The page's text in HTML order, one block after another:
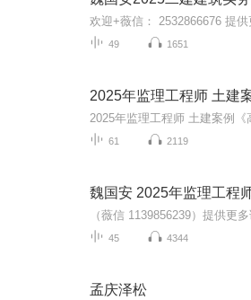
49 1651
61 2119
45 4344
孟庆泽松